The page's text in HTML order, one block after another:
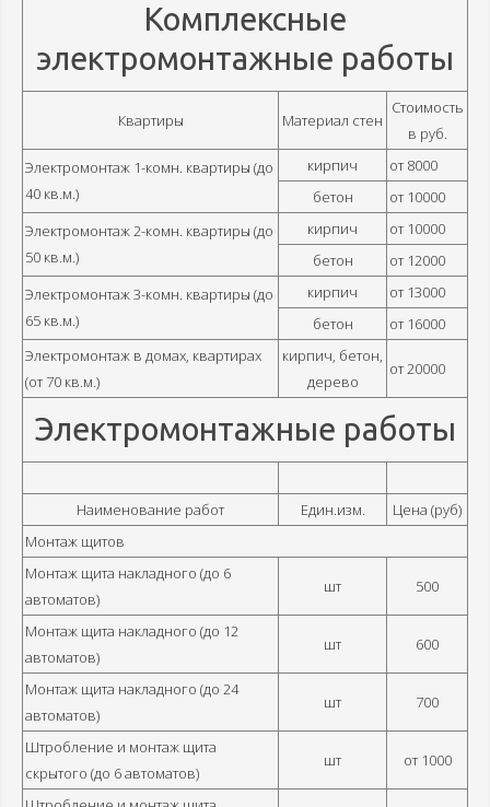
Комплексные
электромонтажные работы
Квартиры Материал стен
Стоимость
в руб.
Электромонтаж 1-комн. квартиры (до
40 кв.м.)
кирпич
от 8000
бетон
от 10000
Электромонтаж 2-комн. квартиры (до
50 кв.м.)
кирпич
от 10000
бетон
от 12000
Электромонтаж 3-комн. квартиры (до
65 кв.м.)
кирпич
от 13000
бетон
от 16000
Электромонтаж в домах, квартирах
(от 70 кв.м.)
кирпич, бетон,
дерево
от 20000
Электромонтажные работы
Наименование работ Един.изм.
Цена (руб)
Монтаж щитов
Монтаж щита накладного (до 6
автоматов)
шт 500
Монтаж щита накладного (до 12
автоматов)
шт 600
Монтаж щита накладного (до 24
автоматов)
шт 700
Штробление и монтаж щита
скрытого (до 6 автоматов)
шт от 1000